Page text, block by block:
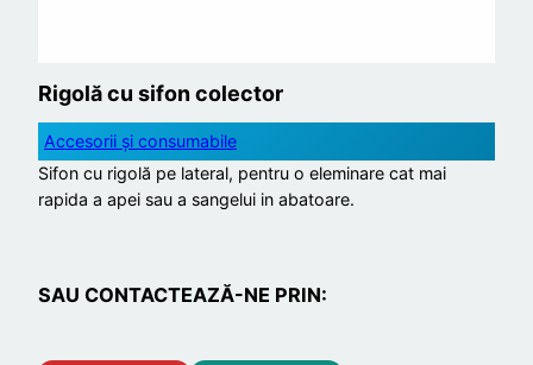
Rigolă cu sifon colector
Accesorii și consumabile
Sifon cu rigolă pe lateral, pentru o eleminare cat mai
rapida a apei sau a sangelui in abatoare.
SAU CONTACTEAZĂ-NE PRIN: